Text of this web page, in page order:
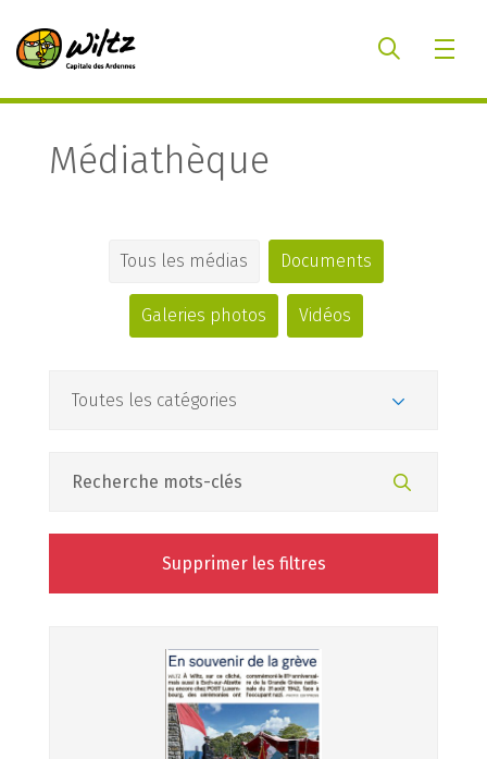
Médiathèque
Tous les médias Documents
Galeries photos Vidéos
Supprimer les filtres